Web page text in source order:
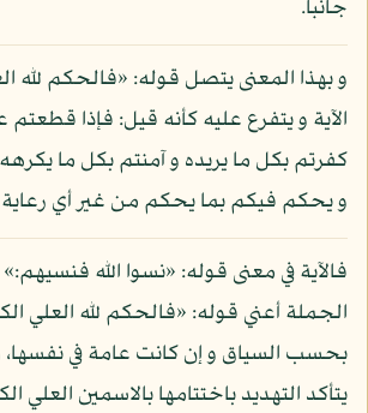
جانبا.
و بهذا المعنى يتصل قوله: «فالحكم لله
الآية و يتفرع عليه كأنه قيل: فإذا قطعتم
كفرتم بكل ما يريده و آمنتم بكل ما
و يحكم فيكم بما يحكم من غير أي
الجملة أعني قوله: «فالحكم لله العلي
بحسب السياق و إن كانت عامة في نفسها،
يتأكد التهديد باختتامها بالاسمين العلي